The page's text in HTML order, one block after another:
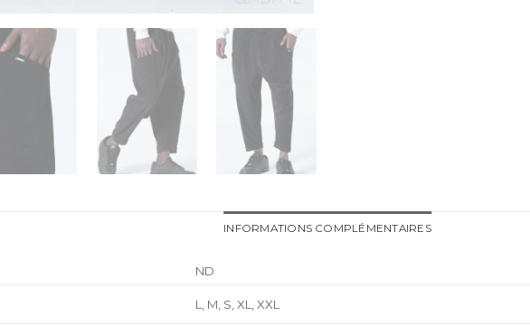
INFORMATIONS COMPLÉMENTAIRES
ND
L, M, S, XL, XXL